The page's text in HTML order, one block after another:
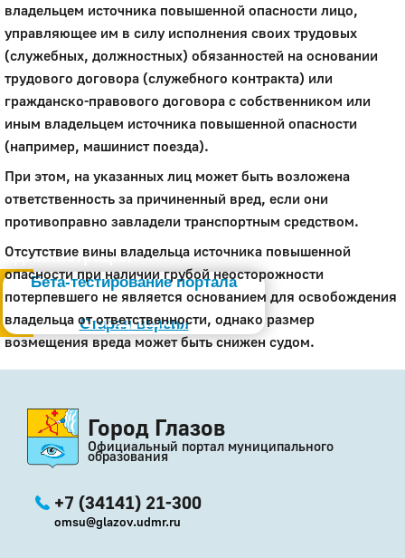
Глава
КСО
Дума
+7 (34141) 21-300
Администрация
Бета-тестирование портала
Старая версия
Слабовидящим
владельцем источника повышенной опасности лицо,
управляющее им в силу исполнения своих трудовых
(служебных, должностных) обязанностей на основании
трудового договора (служебного контракта) или
гражданско-правового договора с собственником или
иным владельцем источника повышенной опасности
(например, машинист поезда).
При этом, на указанных лиц может быть возложена
ответственность за причиненный вред, если они
противоправно завладели транспортным средством.
Отсутствие вины владельца источника повышенной
опасности при наличии грубой неосторожности
потерпевшего не является основанием для освобождения
владельца от ответственности, однако размер
возмещения вреда может быть снижен судом.
Город Глазов
Официальный портал муниципального
образования
+7 (34141) 21-300
omsu@glazov.udmr.ru